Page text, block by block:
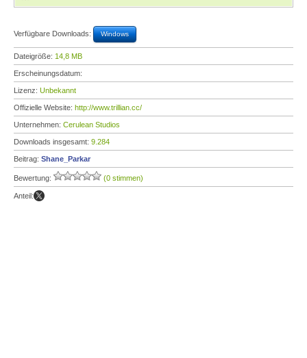
Verfügbare Downloads: Windows
Dateigröße: 14,8 MB
Erscheinungsdatum:
Lizenz: Unbekannt
Offizielle Website: http://www.trillian.cc/
Unternehmen: Cerulean Studios
Downloads insgesamt: 9.284
Beitrag: Shane_Parkar
Bewertung: (0 stimmen)
Anteil: